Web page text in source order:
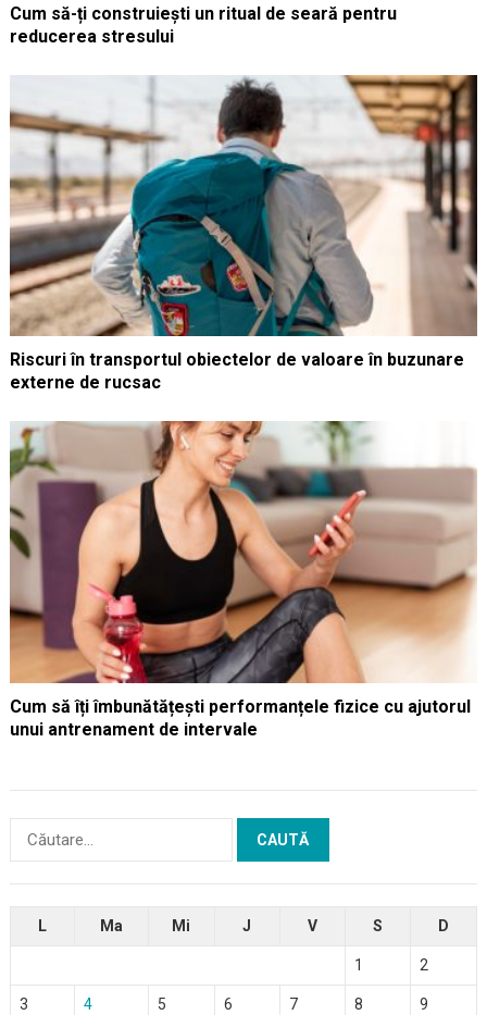
Cum să-ți construiești un ritual de seară pentru
reducerea stresului
Riscuri în transportul obiectelor de valoare în buzunare
externe de rucsac
Cum să îți îmbunătățești performanțele fizice cu ajutorul
unui antrenament de intervale
Caută
L Ma Mi J V S D
1 2
3 4 5 6 7 8 9